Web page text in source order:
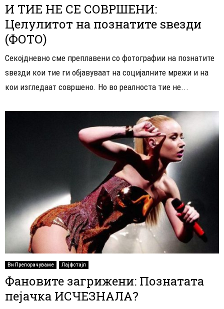
И ТИЕ НЕ СЕ СОВРШЕНИ:
Целулитот на познатите ѕвезди
(ФОТО)
Секојдневно сме преплавени со фотографии на познатите
ѕвезди кои тие ги објавуваат на социјалните мрежи и на
кои изгледаат совршено. Но во реалноста тие не...
Ви Препорачуваме Лајфстајл
Фановите загрижени: Познатата
пејачка ИСЧЕЗНАЛА?